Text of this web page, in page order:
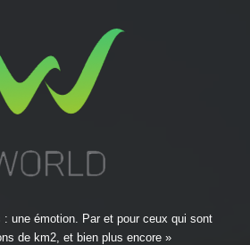
: une émotion. Par et pour ceux qui sont
de km2, et bien plus encore »